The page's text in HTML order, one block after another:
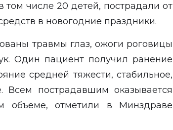
том числе 20 детей, пострадали от
в новогодние праздники.
травмы глаз, ожоги роговицы
Один пациент получил ранение
средней тяжести, стабильное,
Всем пострадавшим оказывается
объеме, отметили в Минздраве